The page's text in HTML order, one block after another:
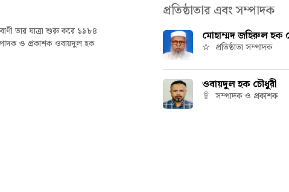
তার যাত্রা শুরু করে ১৯৮৪
ও প্রকাশক ওবায়দুল হক
প্রতিষ্ঠাতার এবং সম্পাদক
মোহাম্মদ জহিরুল হক
প্রতিষ্ঠাতা সম্পাদক
ওবায়দুল হক চৌধুরী
সম্পাদক ও প্রকাশক